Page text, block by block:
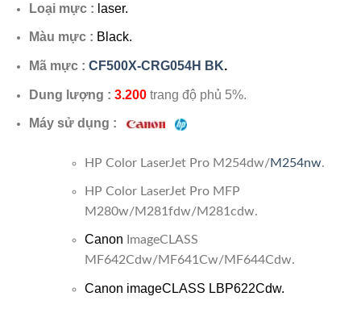
Loại mực : laser.
Màu mực : Black.
Mã mực : CF500X-CRG054H BK.
Dung lượng : 3.200trang độ phủ 5%.
Máy sử dụng :
HP Color LaserJet Pro M254dw/M254nw.
HP Color LaserJet Pro MFP
M280w/M281fdw/M281cdw.
Canon ImageCLASS
MF642Cdw/MF641Cw/MF644Cdw.
Canon imageCLASS LBP622Cdw.